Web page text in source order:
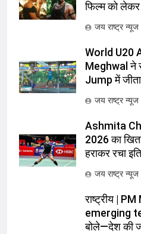
फिल्म को लेकर
जय राष्ट्र न्यूज
World U20
Meghwal ने
Jump में
जय राष्ट्र न्यूज
Ashmita
2026 का
हराकर रचा
जय राष्ट्र न्यूज
राष्ट्रीय |
emerging
बोले—देश की